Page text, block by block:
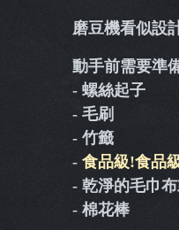
磨豆機看似設
動手前需要準
- 螺絲起子
- 毛刷
- 竹籤
- 食品級!食品
- 乾淨的毛巾
- 棉花棒